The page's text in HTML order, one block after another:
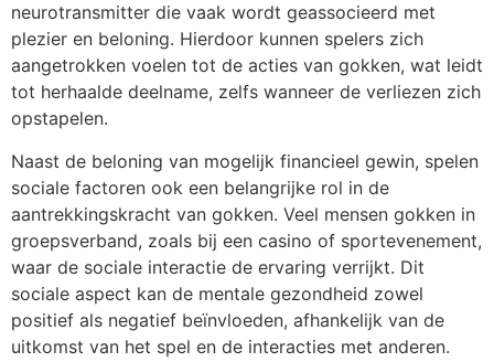
neurotransmitter die vaak wordt geassocieerd met
plezier en beloning. Hierdoor kunnen spelers zich
aangetrokken voelen tot de acties van gokken, wat leidt
tot herhaalde deelname, zelfs wanneer de verliezen zich
opstapelen.
Naast de beloning van mogelijk financieel gewin, spelen
sociale factoren ook een belangrijke rol in de
aantrekkingskracht van gokken. Veel mensen gokken in
groepsverband, zoals bij een casino of sportevenement,
waar de sociale interactie de ervaring verrijkt. Dit
sociale aspect kan de mentale gezondheid zowel
positief als negatief beïnvloeden, afhankelijk van de
uitkomst van het spel en de interacties met anderen.